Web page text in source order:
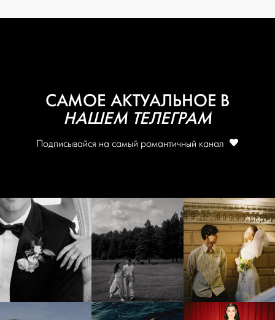
САМОЕ АКТУАЛЬНОЕ В
НАШЕМ ТЕЛЕГРАМ
Подписывайся на самый романтичный канал